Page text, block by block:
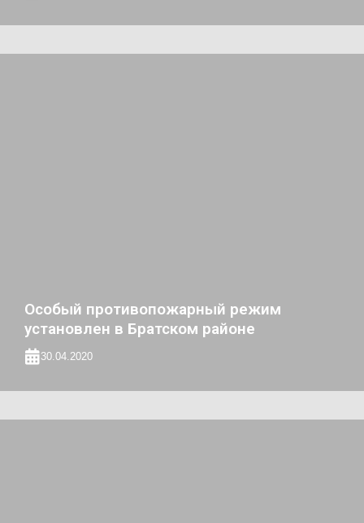
Особый противопожарный режим
установлен в Братском районе
30.04.2020